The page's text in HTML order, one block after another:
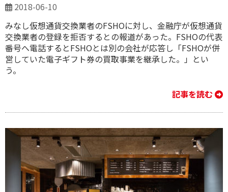
2018-06-10
みなし仮想通貨交換業者のFSHOに対し、金融庁が仮想通貨
交換業者の登録を拒否するとの報道があった。FSHOの代表
番号へ電話するとFSHOとは別の会社が応答し「FSHOが併
営していた電子ギフト券の買取事業を継承した。」とい
う。
記事を読む